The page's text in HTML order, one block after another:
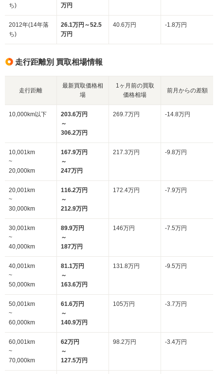
ち)
万円
2012年(14年落
ち)
26.1万円～52.5
万円
40.6万円 -1.8万円
走行距離別 買取相場情報
走行距離
最新買取価格相
場
1ヶ月前の買取
価格相場
前月からの差額
10,000km以下
203.6万円
～
306.2万円
269.7万円 -14.8万円
10,001km
~
20,000km
167.9万円
～
247万円
217.3万円 -9.8万円
20,001km
~
30,000km
116.2万円
～
212.9万円
172.4万円 -7.9万円
30,001km
~
40,000km
89.9万円
～
187万円
146万円 -7.5万円
40,001km
~
50,000km
81.1万円
～
163.6万円
131.8万円 -9.5万円
50,001km
~
60,000km
61.6万円
～
140.9万円
105万円 -3.7万円
60,001km
~
70,000km
62万円
～
127.5万円
98.2万円 -3.4万円